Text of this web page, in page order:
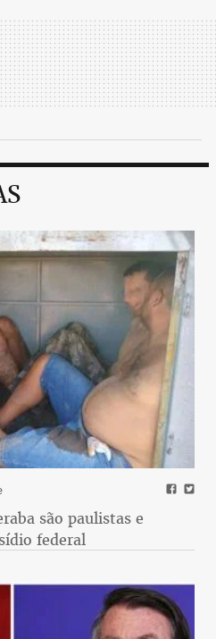
são paulistas e
federal